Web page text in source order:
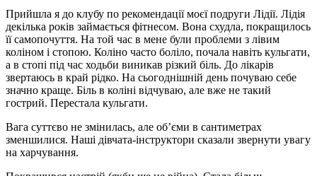
Прийшла я до клубу по рекомендації моєї подруги Лідії. Лідія
декілька років займається фітнесом. Вона схудла, покращилось
її самопочуття. На той час в мене були проблеми з лівим
коліном і стопою. Коліно часто боліло, почала навіть кульгати,
а в стопі під час ходьби виникав різкий біль. До лікарів
звертаюсь в край рідко. На сьогоднішній день почуваю себе
значно краще. Біль в коліні відчуваю, але вже не такий
гострий. Перестала кульгати.
Вага суттєво не змінилась, але об’єми в сантиметрах
зменшилися. Наші дівчата-інструктори сказали звернути увагу
на харчування.